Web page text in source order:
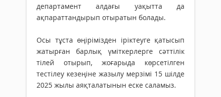
департамент алдағы уақытта да
ақпараттандырып отыратын болады.
Осы тұста өңірімізден іріктеуге қатысып
жатырған барлық үміткерлерге сәттілік
тілей отырып, жоғарыда көрсетілген
тестілеу кезеңіне жазылу мерзімі 15 шілде
2025 жылы аяқталатынын еске саламыз.